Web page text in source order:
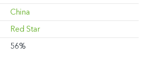
China
Red Star
56%